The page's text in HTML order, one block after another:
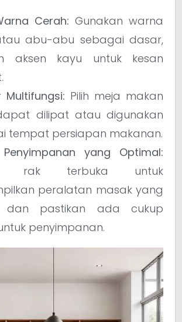
Cerah: Gunakan warna
abu-abu sebagai dasar,
aksen kayu untuk kesan
Multifungsi: Pilih meja makan
dilipat atau digunakan
tempat persiapan makanan.
Penyimpanan yang Optimal:
rak terbuka untuk
peralatan masak yang
dan pastikan ada cukup
penyimpanan.